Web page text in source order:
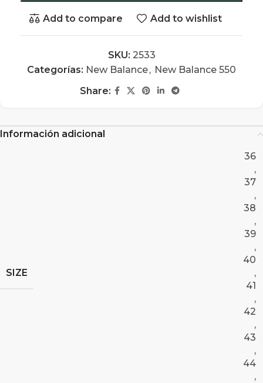
Add to compare Add to wishlist
SKU: 2533
Categorías: New Balance, New Balance 550
Share:
Información adicional
SIZE
36
,
37
,
38
,
39
,
40
,
41
,
42
,
43
,
44
,